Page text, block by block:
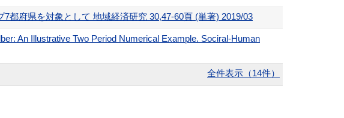
都府県を対象として 地域経済研究 30,47-60頁 (単著) 2019/03
An Illustrative Two Period Numerical Example. Sociral-Human
全件表示（14件）